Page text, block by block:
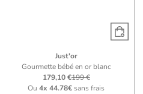
Just'or
Gourmette bébé en or blanc
179,10 €199 €
Ou4x 44.78€sans frais